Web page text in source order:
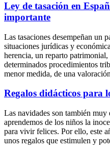
Ley de tasación en
importante
Las tasaciones desempeñan un
situaciones jurídicas y
herencia, un reparto
determinados procedimientos
menor medida, de una valoración
Regalos didácticos para
Las navidades son también muy
aprendemos de los niños la
para vivir felices. Por ello, este
unos regalos que estimulen y